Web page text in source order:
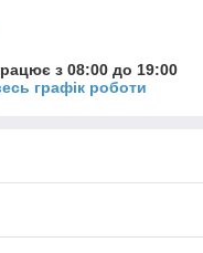
з 08:00 до 19:00
графік роботи